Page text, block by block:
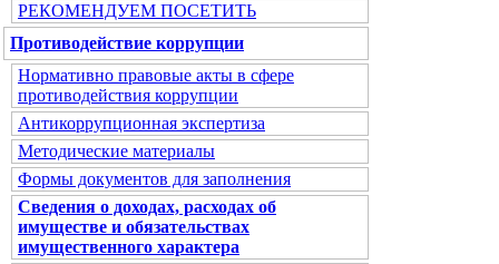
РЕКОМЕНДУЕМ ПОСЕТИТЬ
Противодействие коррупции
Нормативно правовые акты в сфере
противодействия коррупции
Антикоррупционная экспертиза
Методические материалы
Формы документов для заполнения
Сведения о доходах, расходах об
имуществе и обязательствах
имущественного характера